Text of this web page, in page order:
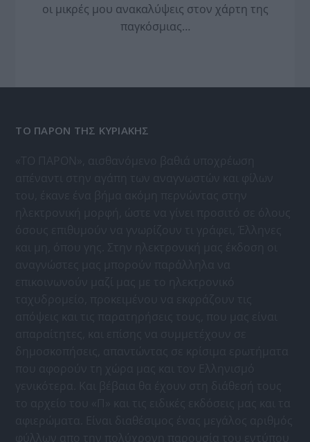
οι μικρές μου ανακαλύψεις στον χάρτη της
παγκόσμιας…
ΤΟ ΠΑΡΟΝ ΤΗΣ ΚΥΡΙΑΚΗΣ